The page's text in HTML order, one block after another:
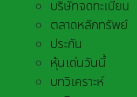
บริษัทจดทะเบียน
ตลาดหลักทรัพย์
ประกัน
หุ้นเด่นวันนี้
บทวิเคราะห์